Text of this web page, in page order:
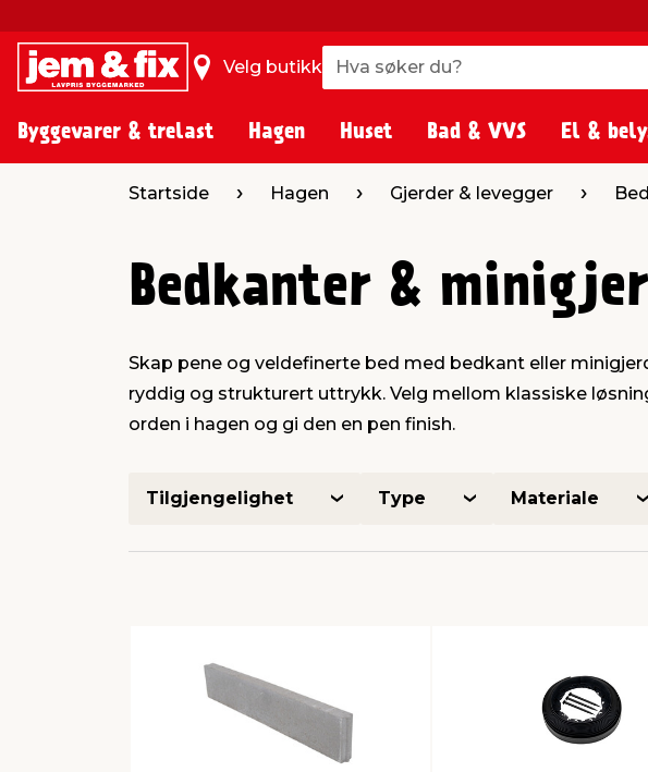
Velg butikk Hva søker du?
Hva søker du?
Byggevarer & trelast Hagen Huset Bad & VVS El &
Startside Hagen Gjerder & levegger
Bedkanter &
Skap pene og veldefinerte bed med bedkant eller
ryddig og strukturert uttrykk. Velg mellom klassiske
orden i hagen og gi den en pen finish.
Tilgjengelighet Type Materiale